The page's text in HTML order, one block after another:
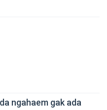
ngahaem gak ada